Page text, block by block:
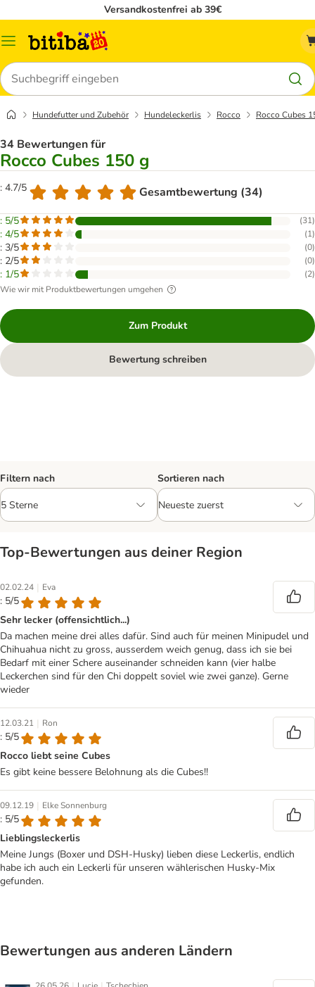
Versandkostenfrei ab 39€
Menü
Suchen
Hundefutter und Zubehör Hundeleckerlis Rocco Rocco Cubes
34 Bewertungen für
Rocco Cubes 150 g
: 4.7/5 Gesamtbewertung (34)
: 5/5 (31)
: 4/5 (1)
: 3/5 (0)
: 2/5 (0)
: 1/5 (2)
Wie wir mit Produktbewertungen umgehen
Zum Produkt
Bewertung schreiben
Filtern nach Sortieren nach
Top‑Bewertungen aus deiner Region
02.02.24 | Eva
: 5/5
Sehr lecker (offensichtlich...)
Da machen meine drei alles dafür. Sind auch für meinen Minipudel und
Chihuahua nicht zu gross, ausserdem weich genug, dass ich sie bei
Bedarf mit einer Schere auseinander schneiden kann (vier halbe
Leckerchen sind für den Chi doppelt soviel wie zwei ganze). Gerne
wieder
12.03.21 | Ron
: 5/5
Rocco liebt seine Cubes
Es gibt keine bessere Belohnung als die Cubes!!
09.12.19 | Elke Sonnenburg
: 5/5
Lieblingsleckerlis
Meine Jungs (Boxer und DSH-Husky) lieben diese Leckerlis, endlich
habe ich auch ein Leckerli für unseren wählerischen Husky-Mix
gefunden.
Bewertungen aus anderen Ländern